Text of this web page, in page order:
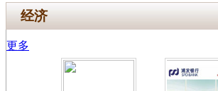
经济
更多